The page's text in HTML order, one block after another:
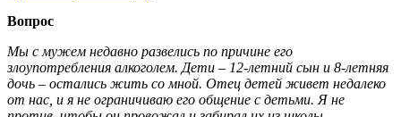
Вопрос
Мы с мужем недавно развелись по причине его
злоупотребления алкоголем. Дети – 12-летний сын и 8-летняя
дочь – остались жить со мной. Отец детей живет недалеко
от нас, и я не ограничиваю его общение с детьми. Я не